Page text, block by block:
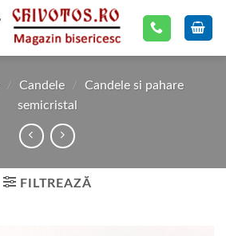
/ Candele /
Candele si pahare
semicristal
FILTREAZĂ